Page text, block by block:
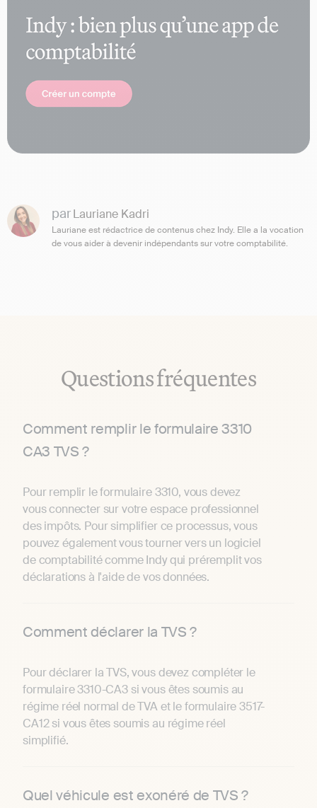
parLauriane Kadri
Lauriane est rédactrice de contenus chez Indy. Elle a la vocation
de vous aider à devenir indépendants sur votre comptabilité.
Questions fréquentes
Comment remplir le formulaire 3310
CA3 TVS ?
Pour remplir le formulaire 3310, vous devez
vous connecter sur votre espace professionnel
des impôts. Pour simplifier ce processus, vous
pouvez également vous tourner vers un logiciel
de comptabilité comme Indy qui préremplit vos
déclarations à l'aide de vos données.
Comment déclarer la TVS ?
Pour déclarer la TVS, vous devez compléter le
formulaire 3310-CA3 si vous êtes soumis au
régime réel normal de TVA et le formulaire 3517-
CA12 si vous êtes soumis au régime réel
simplifié.
Quel véhicule est exonéré de TVS ?